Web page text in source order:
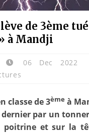
de 3ème
à Mandji
06 Dec 2022
classe de 3ème à
par un
poitrine et sur la